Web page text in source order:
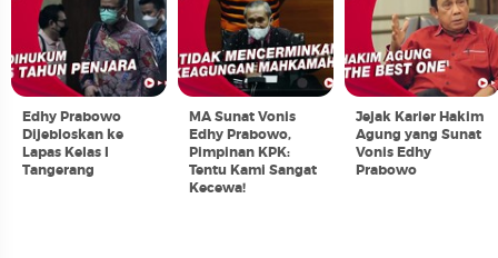
Edhy Prabowo
Dijebloskan ke
Lapas Kelas I
Tangerang
MA Sunat Vonis
Edhy Prabowo,
Pimpinan KPK:
Tentu Kami Sangat
Kecewa!
Jejak Karier Hakim
Agung yang Sunat
Vonis Edhy
Prabowo